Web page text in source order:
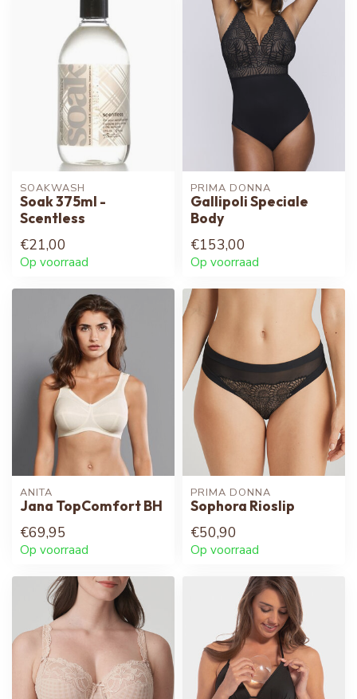
SOAKWASH
Soak 375ml -
Scentless
€21,00
Op voorraad
PRIMA DONNA
Gallipoli Speciale
Body
€153,00
Op voorraad
ANITA
Jana TopComfort BH
€69,95
Op voorraad
PRIMA DONNA
Sophora Rioslip
€50,90
Op voorraad